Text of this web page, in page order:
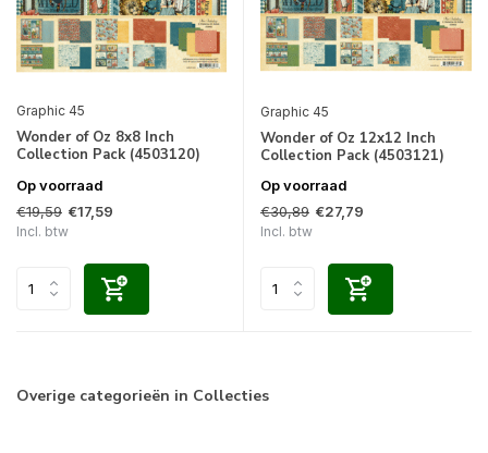
Graphic 45
Wonder of Oz 8x8 Inch
Collection Pack (4503120)
Op voorraad
€19,59 €17,59
Incl. btw
Graphic 45
Wonder of Oz 12x12 Inch
Collection Pack (4503121)
Op voorraad
€30,89 €27,79
Incl. btw
Overige categorieën in Collecties